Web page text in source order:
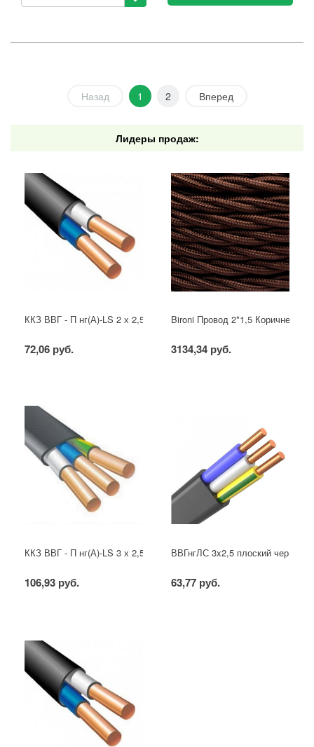
Назад 1 2 Вперед
Лидеры продаж:
ККЗ ВВГ - П нг(А)-LS 2 х 2,5 ГОСТ
72,06 руб.
Bironi Провод 2*1,5 Коричневый
3134,34 руб.
ККЗ ВВГ - П нг(А)-LS 3 х 2,5 ГОСТ
106,93 руб.
ВВГнгЛС 3x2,5 плоский черный
63,77 руб.